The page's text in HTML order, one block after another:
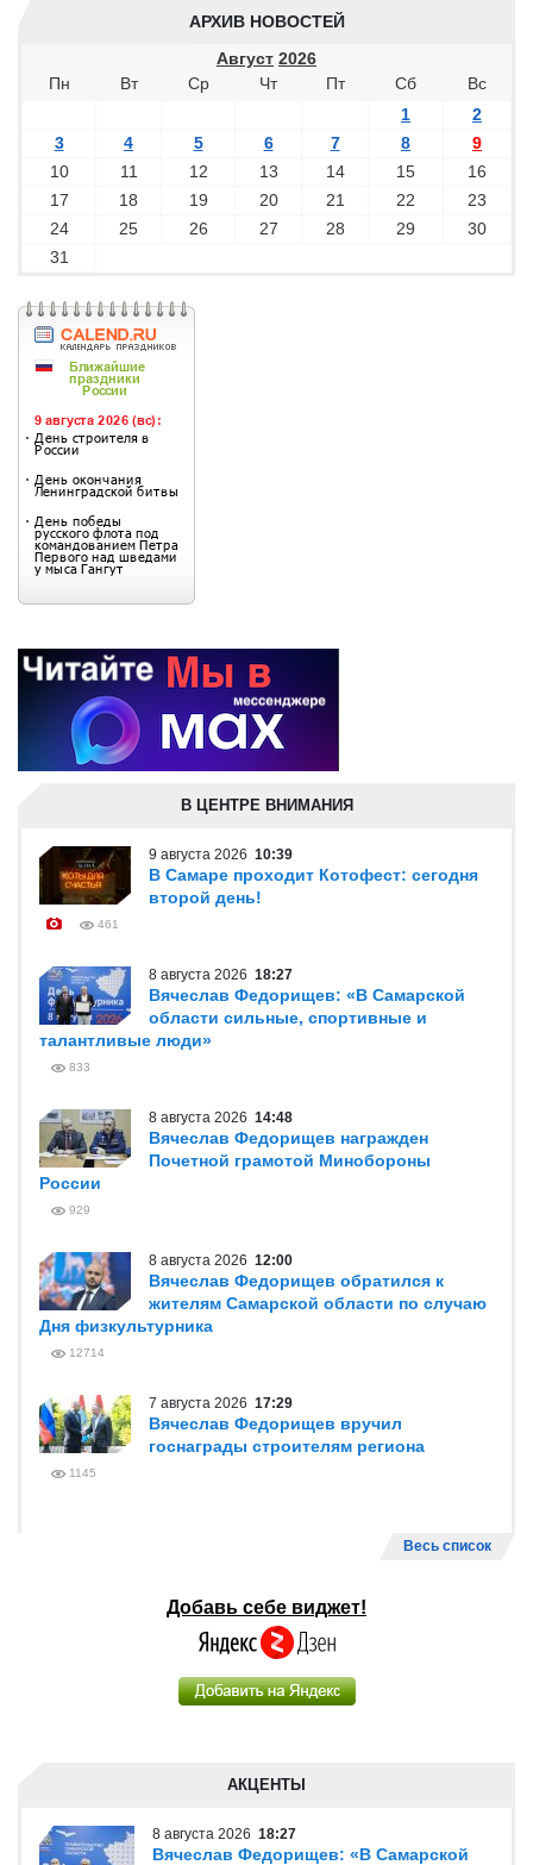
АРХИВ НОВОСТЕЙ
Август 2026
Пн
Вт Ср Чт Пт Сб
Вс
1
2
3
4 5 6 7 8
9
10
11 12 13 14 15
16
17
18 19 20 21 22
23
24
25 26 27 28 29
30
31
В ЦЕНТРЕ ВНИМАНИЯ
9 августа 2026 10:39
В Самаре проходит Котофест: сегодня
второй день!
461
8 августа 2026 18:27
Вячеслав Федорищев: «В Самарской
области сильные, спортивные и
талантливые люди»
833
8 августа 2026 14:48
Вячеслав Федорищев награжден
Почетной грамотой Минобороны
России
929
8 августа 2026 12:00
Вячеслав Федорищев обратился к
жителям Самарской области по случаю
Дня физкультурника
12714
7 августа 2026 17:29
Вячеслав Федорищев вручил
госнаграды строителям региона
1145
Весь список
Добавь себе виджет!
АКЦЕНТЫ
8 августа 2026 18:27
Вячеслав Федорищев: «В Самарской